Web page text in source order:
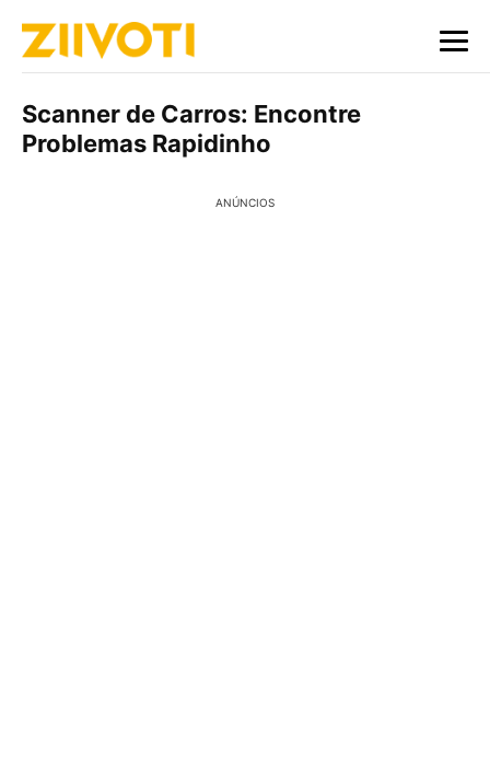
Scanner de Carros: Encontre
Problemas Rapidinho
ANÚNCIOS